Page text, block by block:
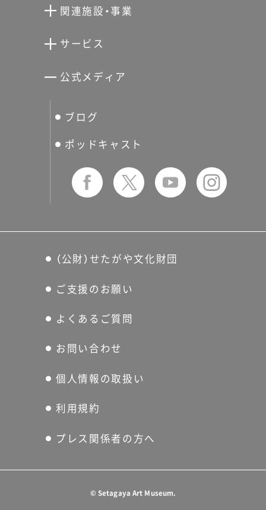
コとグーグーとキキ』（村山亜
れました。『トコとグーグーと
義の長男で児童劇作家の村山
世田谷美術館の収蔵品《町の
人々》は、この絵本のクライマ
ている人々を指人形にしたも
様々な布裂などを使って、夢
中になってつくったという個
は、この人形たちが見ている
絵本『トコとグーグーとキキ』
形たちを展示します。絵本の
世界を体感ください。
ひお越しください。
の創作をご紹介します。そし
ぼ同時期の９月6日（水）から9
屋S.C.本館8階ホールで「柚木
れます。こちらの展覧会では、
柚木と交流の深い作家たちの
併せてご覧いただけると、よ
り柚木の作品世界をご堪能い
体験と創作の愉しみ」予告動
たち」（日本橋髙島屋）の公式
サイトはこちら
o.jp/store/special/yunokisa
分館スケジュール
関連施設・事業
世田谷文学館
せたおん
サービス
せたがやアーツカード
友の会
公式メディア
ブログ
ポッドキャスト
（公財）せたがや文化財団
ご支援のお願い
よくあるご質問
お問い合わせ
個人情報の取扱い
利用規約
プレス関係者の方へ
© Setagaya Art Museum.